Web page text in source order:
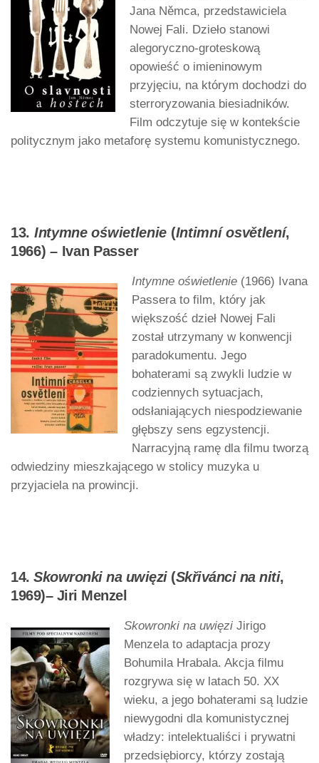
Jana Němca, przedstawiciela
Nowej Fali. Dzieło stanowi
alegoryczno-groteskową
opowieść o imieninowym
przyjęciu, na którym dochodzi do
sterroryzowania biesiadników.
Film odczytuje się w kontekście
politycznym jako metaforę systemu komunistycznego.
13. Intymne oświetlenie (Intimní osvětlení,
1966) – Ivan Passer
Intymne oświetlenie (1966) Ivana
Passera to film, który jak
większość dzieł Nowej Fali
został utrzymany w konwencji
paradokumentu. Jego
bohaterami są zwykli ludzie w
codziennych sytuacjach,
odsłaniających niespodziewanie
głębszy sens egzystencji.
Narracyjną ramę dla filmu tworzą
odwiedziny mieszkającego w stolicy muzyka u
przyjaciela na prowincji.
14. Skowronki na uwięzi(Skřivánci na niti,
1969)– Jiri Menzel
Skowronki na uwięzi Jirigo
Menzela to adaptacja prozy
Bohumila Hrabala. Akcja filmu
rozgrywa się w latach 50. XX
wieku, a jego bohaterami są ludzie
niewygodni dla komunistycznej
władzy: intelektualiści i prywatni
przedsiębiorcy, którzy zostają